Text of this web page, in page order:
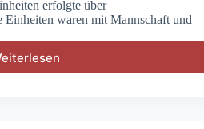
erfolgte über
Einheiten waren mit Mannschaft und
B2